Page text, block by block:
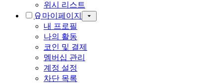
위시 리스트
마이페이지
내 프로필
나의 활동
코인 및 결제
멤버십 관리
계정 설정
차단 목록